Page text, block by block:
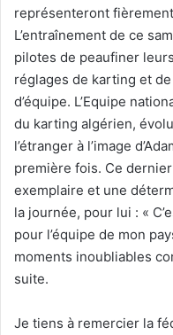
représenteront
L’entraînement de ce
pilotes de peaufiner
réglages de karting et
d’équipe. L’Equipe
du karting algérien,
l’étranger à l’image
première fois. Ce
exemplaire et une
la journée, pour lui : «
pour l’équipe de mon
moments inoubliables
suite.
Je tiens à remercier la